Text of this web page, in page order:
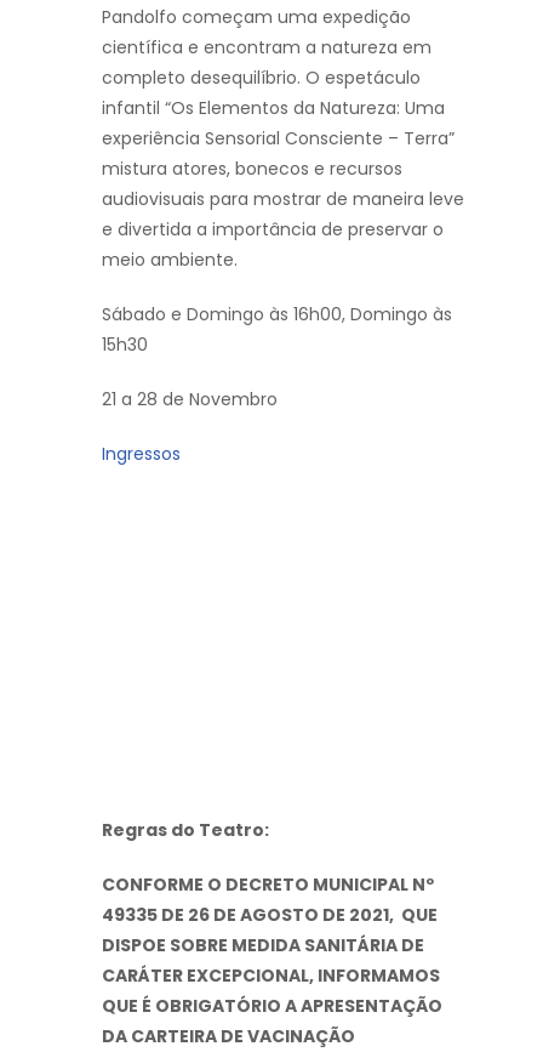
Pandolfo começam uma expedição
científica e encontram a natureza em
completo desequilíbrio. O espetáculo
infantil “Os Elementos da Natureza: Uma
experiência Sensorial Consciente – Terra”
mistura atores, bonecos e recursos
audiovisuais para mostrar de maneira leve
e divertida a importância de preservar o
meio ambiente.
Sábado e Domingo às 16h00, Domingo às
15h30
21 a 28 de Novembro
Ingressos
Regras do Teatro:
CONFORME O DECRETO MUNICIPAL Nº
49335 DE 26 DE AGOSTO DE 2021, QUE
DISPOE SOBRE MEDIDA SANITÁRIA DE
CARÁTER EXCEPCIONAL, INFORMAMOS
QUE É OBRIGATÓRIO A APRESENTAÇÃO
DA CARTEIRA DE VACINAÇÃO